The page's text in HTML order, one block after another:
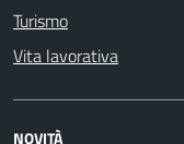
Turismo
Vita lavorativa
NOVITÀ